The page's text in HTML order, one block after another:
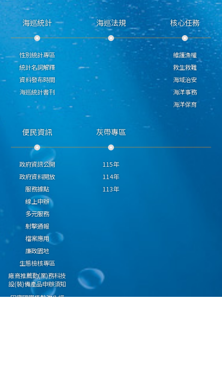
海巡統計
性別統計專區
統計名詞解釋
資料發布時間
海巡統計書刊
海巡法規 核心任務
維護漁權
救生救難
海域治安
海洋事務
海洋保育
便民資訊
政府資訊公開
政府資料開放
服務據點
線上申辦
多元服務
射擊通報
檔案應用
廉政園地
生態檢核專區
廠商推薦勤(業)務科技
設(裝)備產品申辦須知
因應國際情勢強化經
灰帶專區
115年
114年
113年